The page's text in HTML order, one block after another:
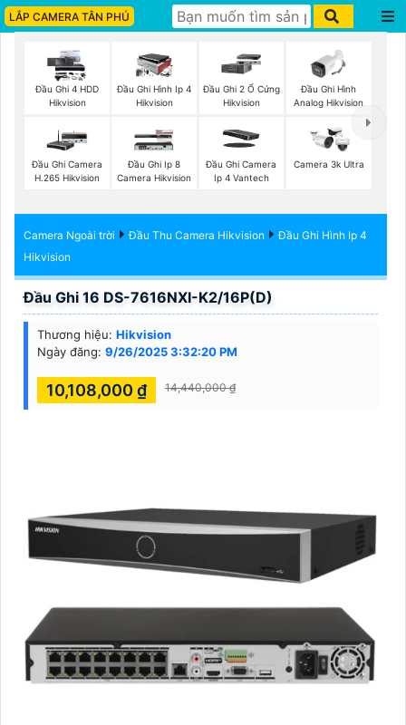
LẮP CAMERA TÂN PHÚ
Đầu Ghi 4 HDD
Hikvision
Đầu Ghi Hình Ip 4
Hikvision
Đầu Ghi 2 Ổ Cứng
Hikvision
Đầu Ghi Hình
Analog Hikvision
Đầu Ghi Camera
H.265 Hikvision
Đầu Ghi Ip 8
Camera Hikvision
Đầu Ghi Camera
Ip 4 Vantech
Camera 3k Ultra
Camera Ngoài trời Đầu Thu Camera Hikvision
Đầu Ghi Hình Ip 4
Hikvision
Đầu Ghi 16 DS-7616NXI-K2/16P(D)
Thương hiệu: Hikvision
Ngày đăng: 9/26/2025 3:32:20 PM
10,108,000 ₫ 14,440,000 ₫